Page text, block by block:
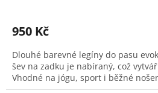
950 Kč
Dlouhé barevné legíny do pasu
šev na zadku je nabíraný, což
Vhodné na jógu, sport i běžné